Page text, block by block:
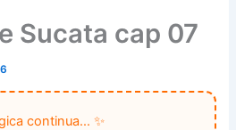
Sucata cap 07
continua... ✨